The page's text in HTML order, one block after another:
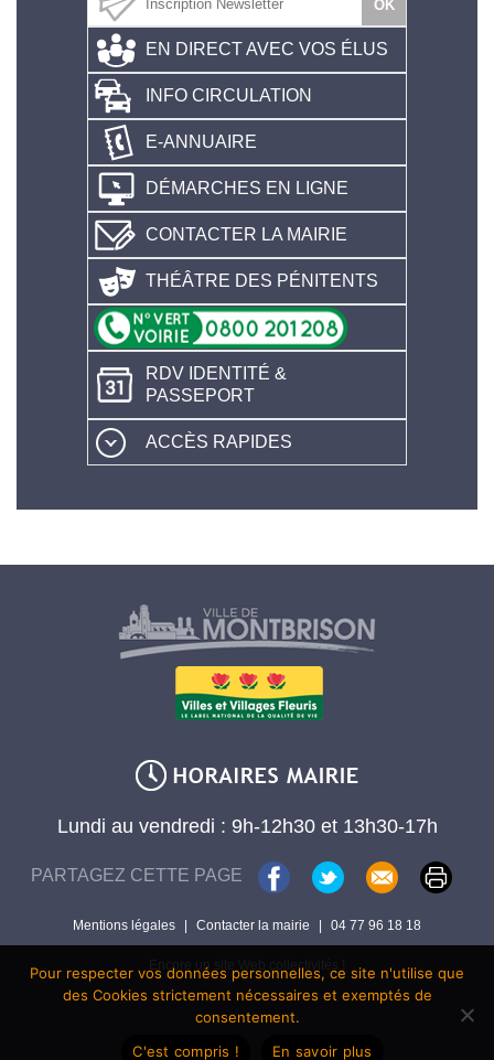
EN DIRECT AVEC VOS ÉLUS
INFO CIRCULATION
E-ANNUAIRE
DÉMARCHES EN LIGNE
CONTACTER LA MAIRIE
THÉÂTRE DES PÉNITENTS
RDV IDENTITÉ &
PASSEPORT
ACCÈS RAPIDES
Lundi au vendredi : 9h-12h30 et 13h30-17h
PARTAGEZ CETTE PAGE
Mentions légales | Contacter la mairie | 04 77 96 18 18
Encore un site Web collectivités !
Pour respecter vos données personnelles, ce site n'utilise que
des Cookies strictement nécessaires et exemptés de
consentement.
C'est compris !
En savoir plus